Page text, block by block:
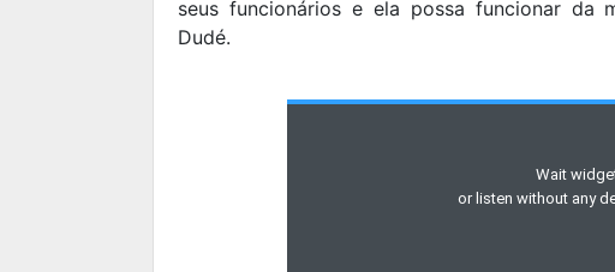
seus funcionários e ela possa funcionar da
Dudé.